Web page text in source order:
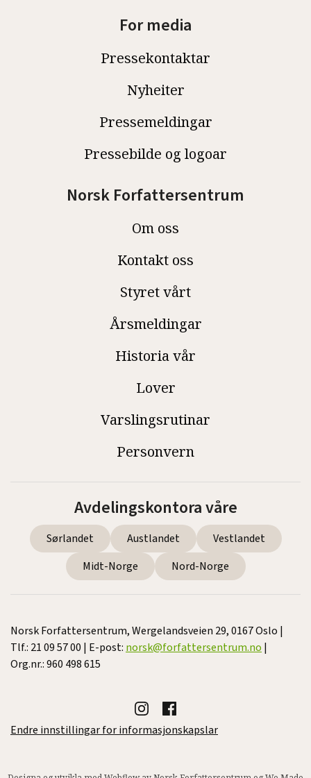
For media
Pressekontaktar
Nyheiter
Pressemeldingar
Pressebilde og logoar
Norsk Forfattersentrum
Om oss
Kontakt oss
Styret vårt
Årsmeldingar
Historia vår
Lover
Varslingsrutinar
Personvern
Avdelingskontora våre
Sørlandet Austlandet
Vestlandet
Midt-Norge
Nord-Norge
Norsk Forfattersentrum, Wergelandsveien 29, 0167 Oslo |
Tlf.: 21 09 57 00 | E-post:norsk@forfattersentrum.no|
Org.nr.: 960 498 615
Endre innstillingar for informasjonskapslar